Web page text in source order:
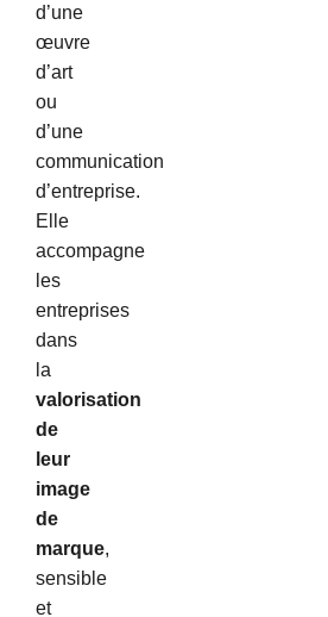
d’une
œuvre
d’art
ou
d’une
communication
d’entreprise.
Elle
accompagne
les
entreprises
dans
la
valorisation
de
leur
image
de
marque,
sensible
et